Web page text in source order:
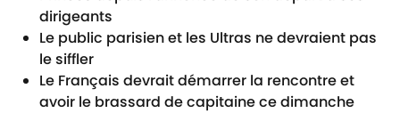
dirigeants
Le public parisien et les Ultras ne devraient pas
le siffler
Le Français devrait démarrer la rencontre et
avoir le brassard de capitaine ce dimanche